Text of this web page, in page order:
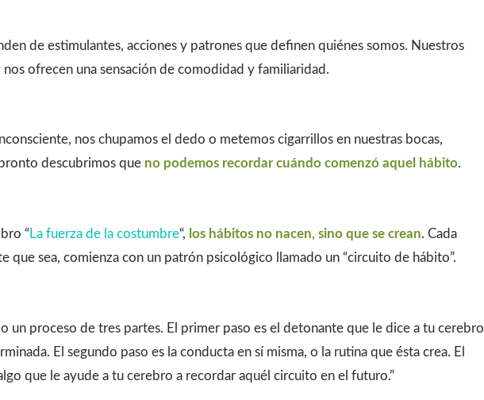
de estimulantes, acciones y patrones que definen quiénes somos. Nuestros
ofrecen una sensación de comodidad y familiaridad.
nos chupamos el dedo o metemos cigarrillos en nuestras bocas,
descubrimos que no podemos recordar cuándo comenzó aquel hábito.
“ La fuerza de la costumbre“, los hábitos no nacen, sino que se crean. Cada
que sea, comienza con un patrón psicológico llamado un “circuito de hábito”.
un proceso de tres partes. El primer paso es el detonante que le dice a tu cerebro
El segundo paso es la conducta en sí misma, o la rutina que ésta crea. El
que le ayude a tu cerebro a recordar aquél circuito en el futuro.”